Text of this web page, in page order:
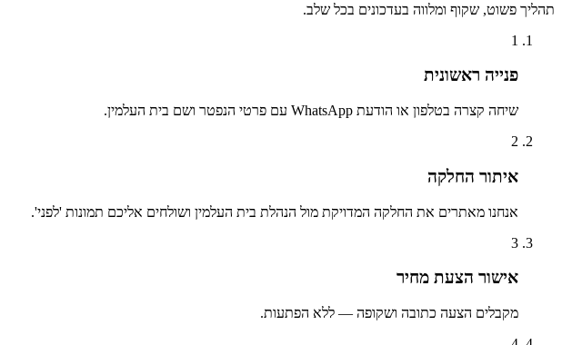
תהליך פשוט, שקוף ומלווה בעדכונים בכל שלב.
1
פנייה ראשונית
שיחה קצרה בטלפון או הודעת WhatsApp עם פרטי הנפטר ושם בית העלמין.
2
איתור החלקה
אנחנו מאתרים את החלקה המדויקת מול הנהלת בית העלמין ושולחים אליכם תמונות 'לפני'.
3
אישור הצעת מחיר
מקבלים הצעה כתובה ושקופה — ללא הפתעות.